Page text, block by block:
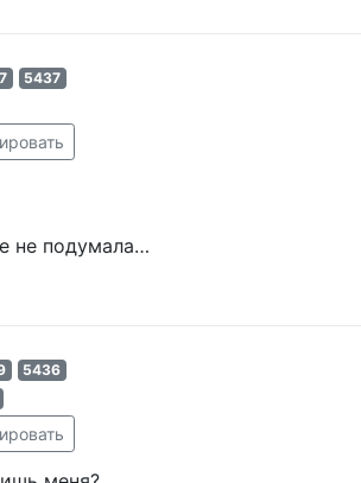
5437
не подумала…
5436